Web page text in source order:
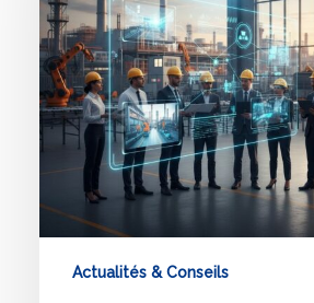
la
sécurité
des
sites
industriels
en
une
étude
Actualités & Conseils